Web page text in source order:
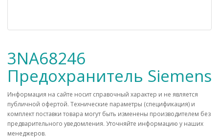
3NA68246
Предохранитель Siemens
Информация на сайте носит справочный характер и не является
публичной офертой. Технические параметры (спецификация) и
комплект поставки товара могут быть изменены производителем без
предварительного уведомления. Уточняйте информацию у наших
менеджеров.